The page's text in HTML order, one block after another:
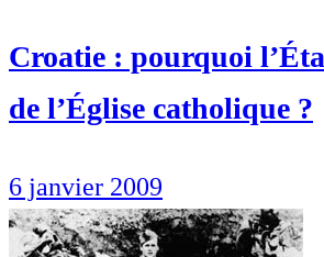
Croatie : pourquoi
de l’Église catholique ?
6 janvier 2009